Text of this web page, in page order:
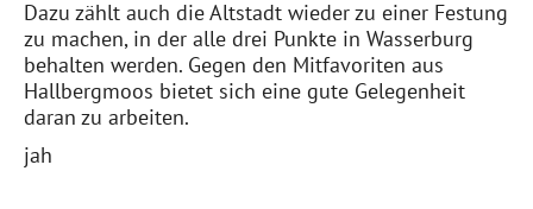
Dazu zählt auch die Altstadt wieder zu einer Festung
zu machen, in der alle drei Punkte in Wasserburg
behalten werden. Gegen den Mitfavoriten aus
Hallbergmoos bietet sich eine gute Gelegenheit
daran zu arbeiten.
jah